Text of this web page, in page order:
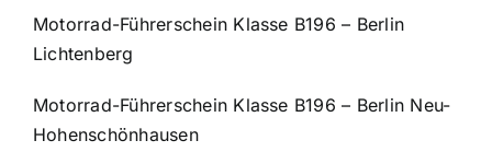
Motorrad-Führerschein Klasse B196 – Berlin
Lichtenberg
Motorrad-Führerschein Klasse B196 – Berlin Neu-
Hohenschönhausen